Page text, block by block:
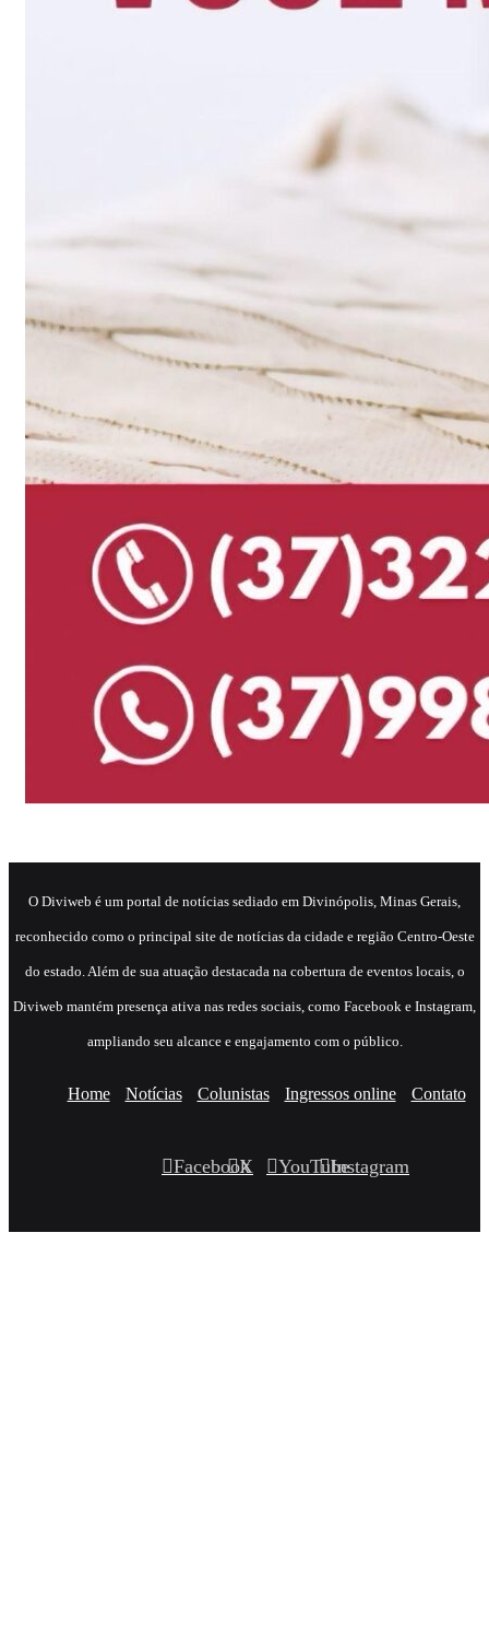
​O Diviweb é um portal de notícias sediado em Divinópolis, Minas Gerais,
reconhecido como o principal site de notícias da cidade e região Centro-Oeste
do estado. Além de sua atuação destacada na cobertura de eventos locais, o
Diviweb mantém presença ativa nas redes sociais, como Facebook e Instagram,
ampliando seu alcance e engajamento com o público.
Home Notícias Colunistas Ingressos online Contato
Facebook
X YouTubeInstagram